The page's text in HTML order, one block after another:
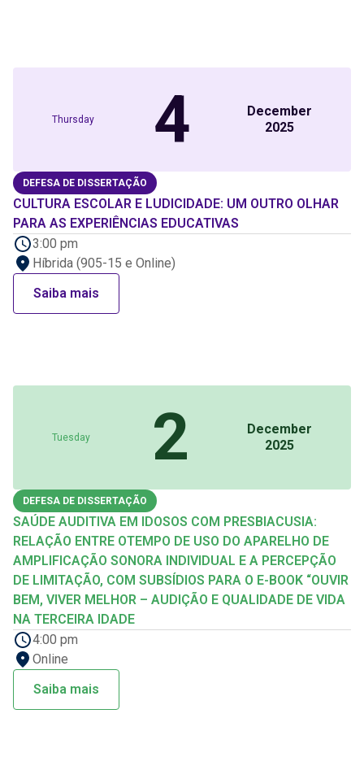
Thursday 4
December
2025
DEFESA DE DISSERTAÇÃO
CULTURA ESCOLAR E LUDICIDADE: UM OUTRO OLHAR
PARA AS EXPERIÊNCIAS EDUCATIVAS
3:00 pm
Híbrida (905-15 e Online)
Saiba mais
Tuesday 2
December
2025
DEFESA DE DISSERTAÇÃO
SAÚDE AUDITIVA EM IDOSOS COM PRESBIACUSIA:
RELAÇÃO ENTRE OTEMPO DE USO DO APARELHO DE
AMPLIFICAÇÃO SONORA INDIVIDUAL E A PERCEPÇÃO
DE LIMITAÇÃO, COM SUBSÍDIOS PARA O E-BOOK “OUVIR
BEM, VIVER MELHOR – AUDIÇÃO E QUALIDADE DE VIDA
NA TERCEIRA IDADE
4:00 pm
Online
Saiba mais